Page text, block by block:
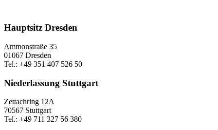
Hauptsitz Dresden
Ammonstraße 35
01067 Dresden
Tel.: +49 351 407 526 50
Niederlassung Stuttgart
Zettachring 12A
70567 Stuttgart
Tel.: +49 711 327 56 380